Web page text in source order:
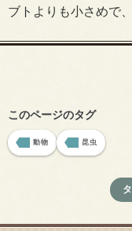
ブトよりも小さめで
このページのタグ
動物 昆虫